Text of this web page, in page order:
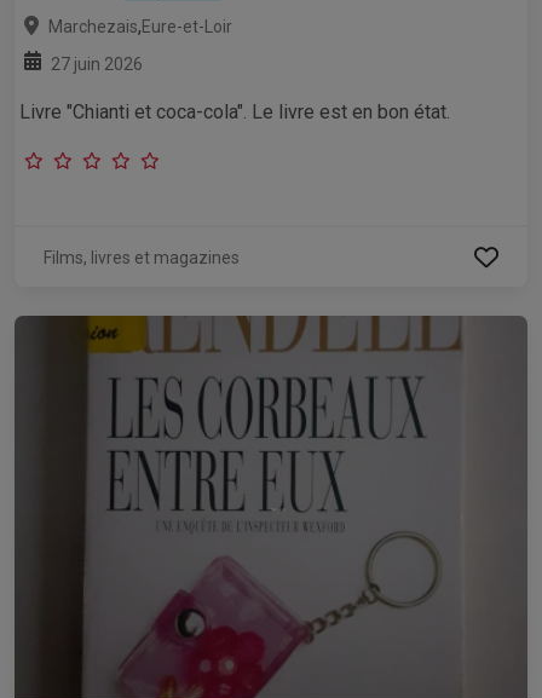
Marchezais,Eure-et-Loir
27 juin 2026
Livre "Chianti et coca-cola". Le livre est en bon état.
Films, livres et magazines